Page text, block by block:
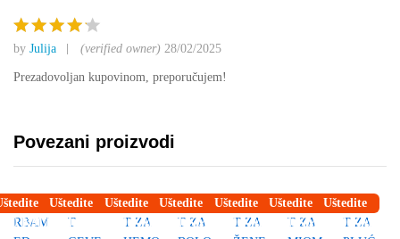
Ocjenjen
o4od 5
by Julija (verified owner) 28/02/2025
Prezadovoljan kupovinom, preporučujem!
Povezani proizvodi
KM
Uštedite
14,50
Uštedite
25,00 KM
Uštedite
14,00 KM
Uštedite
38,00 KM
Uštedite
26,00 KM
Uštedite
17,00KM